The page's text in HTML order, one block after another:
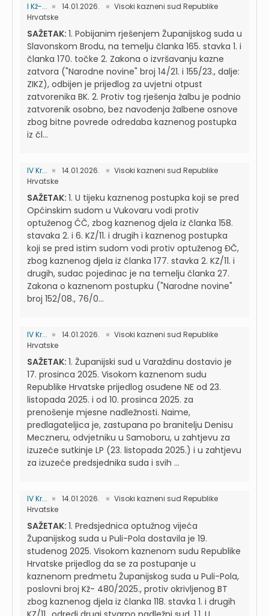
I Kž-... 14.01.2026.
Visoki kazneni sud Republike
Hrvatske
SAŽETAK: 1. Pobijanim rješenjem Županijskog suda u
Slavonskom Brodu, na temelju članka 165. stavka 1. i
članka 170. točke 2. Zakona o izvršavanju kazne
zatvora ("Narodne novine" broj 14/21. i 155/23., dalje:
ZIKZ), odbijen je prijedlog za uvjetni otpust
zatvorenika BK. 2. Protiv tog rješenja žalbu je podnio
zatvorenik osobno, bez navođenja žalbene osnove
zbog bitne povrede odredaba kaznenog postupka
iz čl...
IV Kr... 14.01.2026.
Visoki kazneni sud Republike
Hrvatske
SAŽETAK: 1. U tijeku kaznenog postupka koji se pred
Općinskim sudom u Vukovaru vodi protiv
optuženog ĆČ, zbog kaznenog djela iz članka 158.
stavaka 2. i 6. KZ/11. i drugih i kaznenog postupka
koji se pred istim sudom vodi protiv optuženog ĐČ,
zbog kaznenog djela iz članka 177. stavka 2. KZ/11. i
drugih, sudac pojedinac je na temelju članka 27.
Zakona o kaznenom postupku ("Narodne novine"
broj 152/08., 76/0...
IV Kr... 14.01.2026.
Visoki kazneni sud Republike
Hrvatske
SAŽETAK: 1. Županijski sud u Varaždinu dostavio je
17. prosinca 2025. Visokom kaznenom sudu
Republike Hrvatske prijedlog osuđene NE od 23.
listopada 2025. i od 10. prosinca 2025. za
prenošenje mjesne nadležnosti. Naime,
predlagateljica je, zastupana po branitelju Denisu
Meczneru, odvjetniku u Samoboru, u zahtjevu za
izuzeće sutkinje LP (23. listopada 2025.) i u zahtjevu
za izuzeće predsjednika suda i svih ...
IV Kr... 14.01.2026.
Visoki kazneni sud Republike
Hrvatske
SAŽETAK: 1. Predsjednica optužnog vijeća
Županijskog suda u Puli-Pola dostavila je 19.
studenog 2025. Visokom kaznenom sudu Republike
Hrvatske prijedlog da se za postupanje u
kaznenom predmetu Županijskog suda u Puli-Pola,
poslovni broj Kž- 480/2025., protiv okrivljenog BT
zbog kaznenog djela iz članka 118. stavka 1. i drugih